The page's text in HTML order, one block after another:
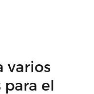
varios
el